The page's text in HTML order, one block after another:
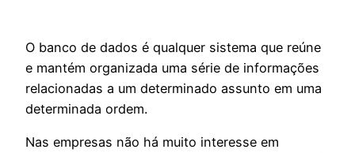
O banco de dados é qualquer sistema que reúne
e mantém organizada uma série de informações
relacionadas a um determinado assunto em uma
determinada ordem.
Nas empresas não há muito interesse em